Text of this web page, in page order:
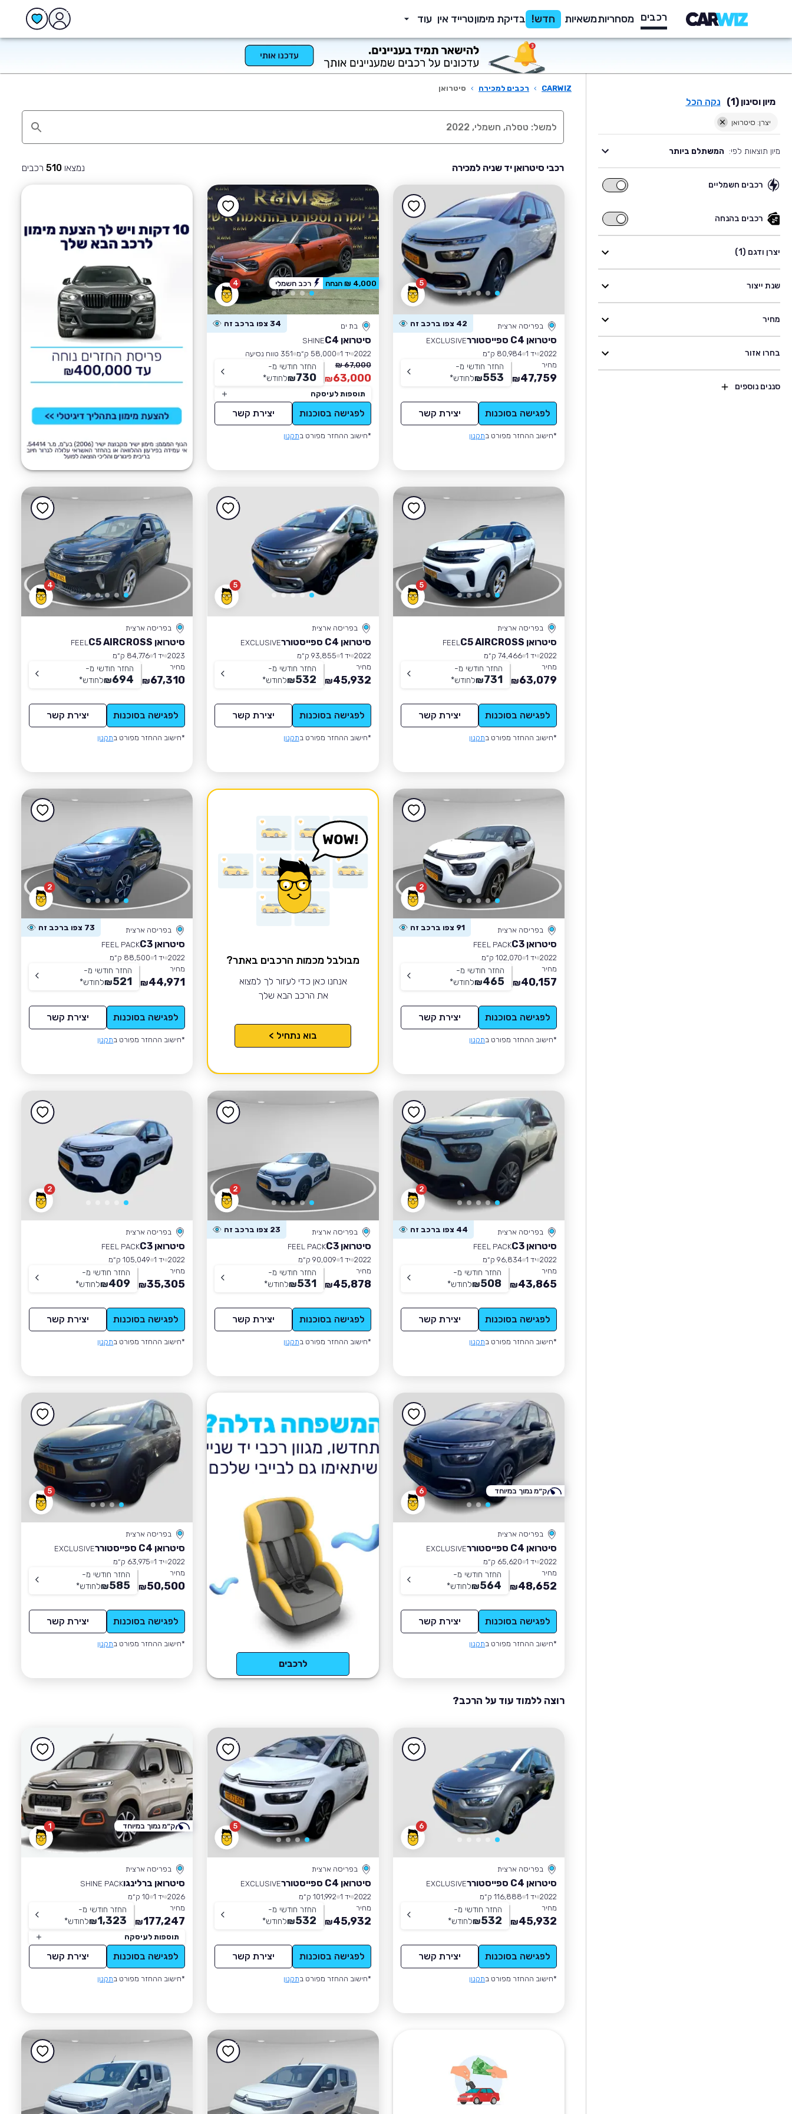
רכבים מסחריותמשאיות חדש! בדיקת מימוןטרייד אין עוד
מיון וסינון (1) נקה הכל
יצרן: סיטרואן
מיון תוצאות לפי: המשתלם ביותר
רכבים חשמליים
רכבים
רכבים בהנחה
רכבים
בהנחה
יצרן ודגם (1)
שנת ייצור
מחיר
בחרו אזור
סננים נוספים
CARWIZ
› רכבים למכירה › סיטרואן
רכבי סיטרואן יד שניה למכירה נמצאו 510 רכבים
5
בפריסה ארצית 42 צפו ברכב זה
סיטרואן C4 ספייסטורר
EXCLUSIVE
2022 יד 1
80,984 ק״מ
מחיר
47,759
₪
החזר חודשי מ-
553
₪לחודש*
לפגישה בסוכנות יצירת קשר
*חישוב ההחזר מפורט בתקנון
4
בת ים 34 צפו ברכב זה
סיטרואן C4
SHINE
2022 יד 1 58,000 ק״מ
351 טווח נסיעה
67,000 ₪
63,000
₪
החזר חודשי מ-
730
₪לחודש*
תוספות לעיסקה
לפגישה בסוכנות יצירת קשר
*חישוב ההחזר מפורט בתקנון
4,000 ₪ הנחה רכב חשמלי
5
בפריסה ארצית
סיטרואן C5 AIRCROSS
FEEL
2022 יד 1
74,466 ק״מ
מחיר
63,079
₪
החזר חודשי מ-
731
₪לחודש*
לפגישה בסוכנות יצירת קשר
*חישוב ההחזר מפורט בתקנון
5
בפריסה ארצית
סיטרואן C4 ספייסטורר
EXCLUSIVE
2022 יד 1
93,855 ק״מ
מחיר
45,932
₪
החזר חודשי מ-
532
₪לחודש*
לפגישה בסוכנות יצירת קשר
*חישוב ההחזר מפורט בתקנון
4
בפריסה ארצית
סיטרואן C5 AIRCROSS
FEEL
2023 יד 1
84,776 ק״מ
מחיר
67,310
₪
החזר חודשי מ-
694
₪לחודש*
לפגישה בסוכנות יצירת קשר
*חישוב ההחזר מפורט בתקנון
2
בפריסה ארצית 91 צפו ברכב זה
סיטרואן C3
FEEL PACK
2022 יד 1
102,070 ק״מ
מחיר
40,157
₪
החזר חודשי מ-
465
₪לחודש*
לפגישה בסוכנות יצירת קשר
*חישוב ההחזר מפורט בתקנון
מבולבל מכמות הרכבים באתר?
אנחנו כאן כדי לעזור לך למצוא
את הרכב הבא שלך
בוא נתחיל >
2
בפריסה ארצית 73 צפו ברכב זה
סיטרואן C3
FEEL PACK
2022 יד 1
88,500 ק״מ
מחיר
44,971
₪
החזר חודשי מ-
521
₪לחודש*
לפגישה בסוכנות יצירת קשר
*חישוב ההחזר מפורט בתקנון
2
בפריסה ארצית 44 צפו ברכב זה
סיטרואן C3
FEEL PACK
2022 יד 1
96,834 ק״מ
מחיר
43,865
₪
החזר חודשי מ-
508
₪לחודש*
לפגישה בסוכנות יצירת קשר
*חישוב ההחזר מפורט בתקנון
2
בפריסה ארצית 23 צפו ברכב זה
סיטרואן C3
FEEL PACK
2022 יד 1
90,009 ק״מ
מחיר
45,878
₪
החזר חודשי מ-
531
₪לחודש*
לפגישה בסוכנות יצירת קשר
*חישוב ההחזר מפורט בתקנון
2
בפריסה ארצית
סיטרואן C3
FEEL PACK
2022 יד 1
105,049 ק״מ
מחיר
35,305
₪
החזר חודשי מ-
409
₪לחודש*
לפגישה בסוכנות יצירת קשר
*חישוב ההחזר מפורט בתקנון
6
בפריסה ארצית
סיטרואן C4 ספייסטורר
EXCLUSIVE
2022 יד 1
65,620 ק״מ
מחיר
48,652
₪
החזר חודשי מ-
564
₪לחודש*
לפגישה בסוכנות יצירת קשר
*חישוב ההחזר מפורט בתקנון
ק״מ נמוך במיוחד
לרכבים
5
בפריסה ארצית
סיטרואן C4 ספייסטורר
EXCLUSIVE
2022 יד 1
63,975 ק״מ
מחיר
50,500
₪
החזר חודשי מ-
585
₪לחודש*
לפגישה בסוכנות יצירת קשר
*חישוב ההחזר מפורט בתקנון
רוצה ללמוד עוד על הרכב?
6
בפריסה ארצית
סיטרואן C4 ספייסטורר
EXCLUSIVE
2022 יד 1
116,888 ק״מ
מחיר
45,932
₪
החזר חודשי מ-
532
₪לחודש*
לפגישה בסוכנות יצירת קשר
*חישוב ההחזר מפורט בתקנון
5
בפריסה ארצית
סיטרואן C4 ספייסטורר
EXCLUSIVE
2022 יד 1
101,992 ק״מ
מחיר
45,932
₪
החזר חודשי מ-
532
₪לחודש*
לפגישה בסוכנות יצירת קשר
*חישוב ההחזר מפורט בתקנון
1
בפריסה ארצית
סיטרואן ברלינגוSHINE PACK
2026 יד 1
10 ק״מ
מחיר
177,247
₪
החזר חודשי מ-
1,323
₪לחודש*
תוספות לעיסקה
לפגישה בסוכנות יצירת קשר
*חישוב ההחזר מפורט בתקנון
ק״מ נמוך במיוחד